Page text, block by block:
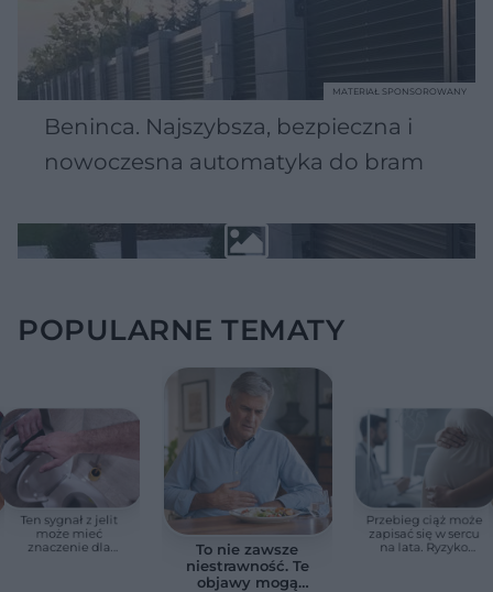
Beninca. Najszybsza, bezpieczna i
nowoczesna automatyka do bram
MATERIAŁ SPONSOROWANY
POPULARNE TEMATY
Ten sygnał z jelit
może mieć
znaczenie dla
To nie zawsze
niestrawność. Te
objawy mogą
Przebieg ciąż może
zapisać się w sercu
na lata. Ryzyko